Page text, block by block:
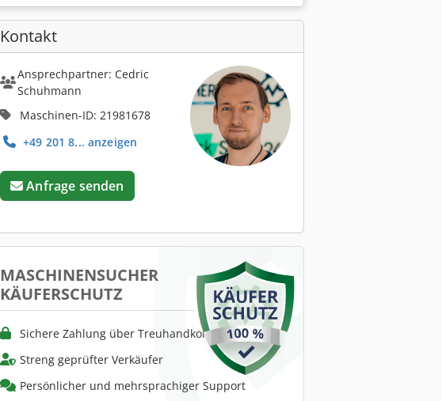
Kontakt
Ansprechpartner: Cedric
Schuhmann
Maschinen-ID: 21981678
+49 201 8... anzeigen
Anfrage senden
MASCHINENSUCHER
KÄUFERSCHUTZ
Sichere Zahlung über Treuhandkonto
Streng geprüfter Verkäufer
Persönlicher und mehrsprachiger Support